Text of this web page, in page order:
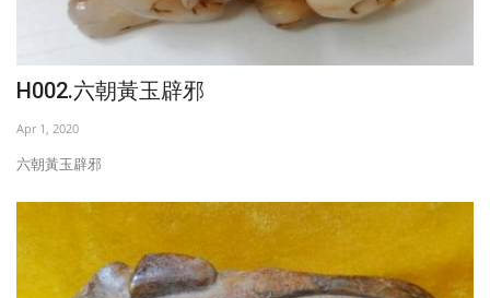
H002.六朝黃玉辟邪
Apr 1, 2020
六朝黃玉辟邪